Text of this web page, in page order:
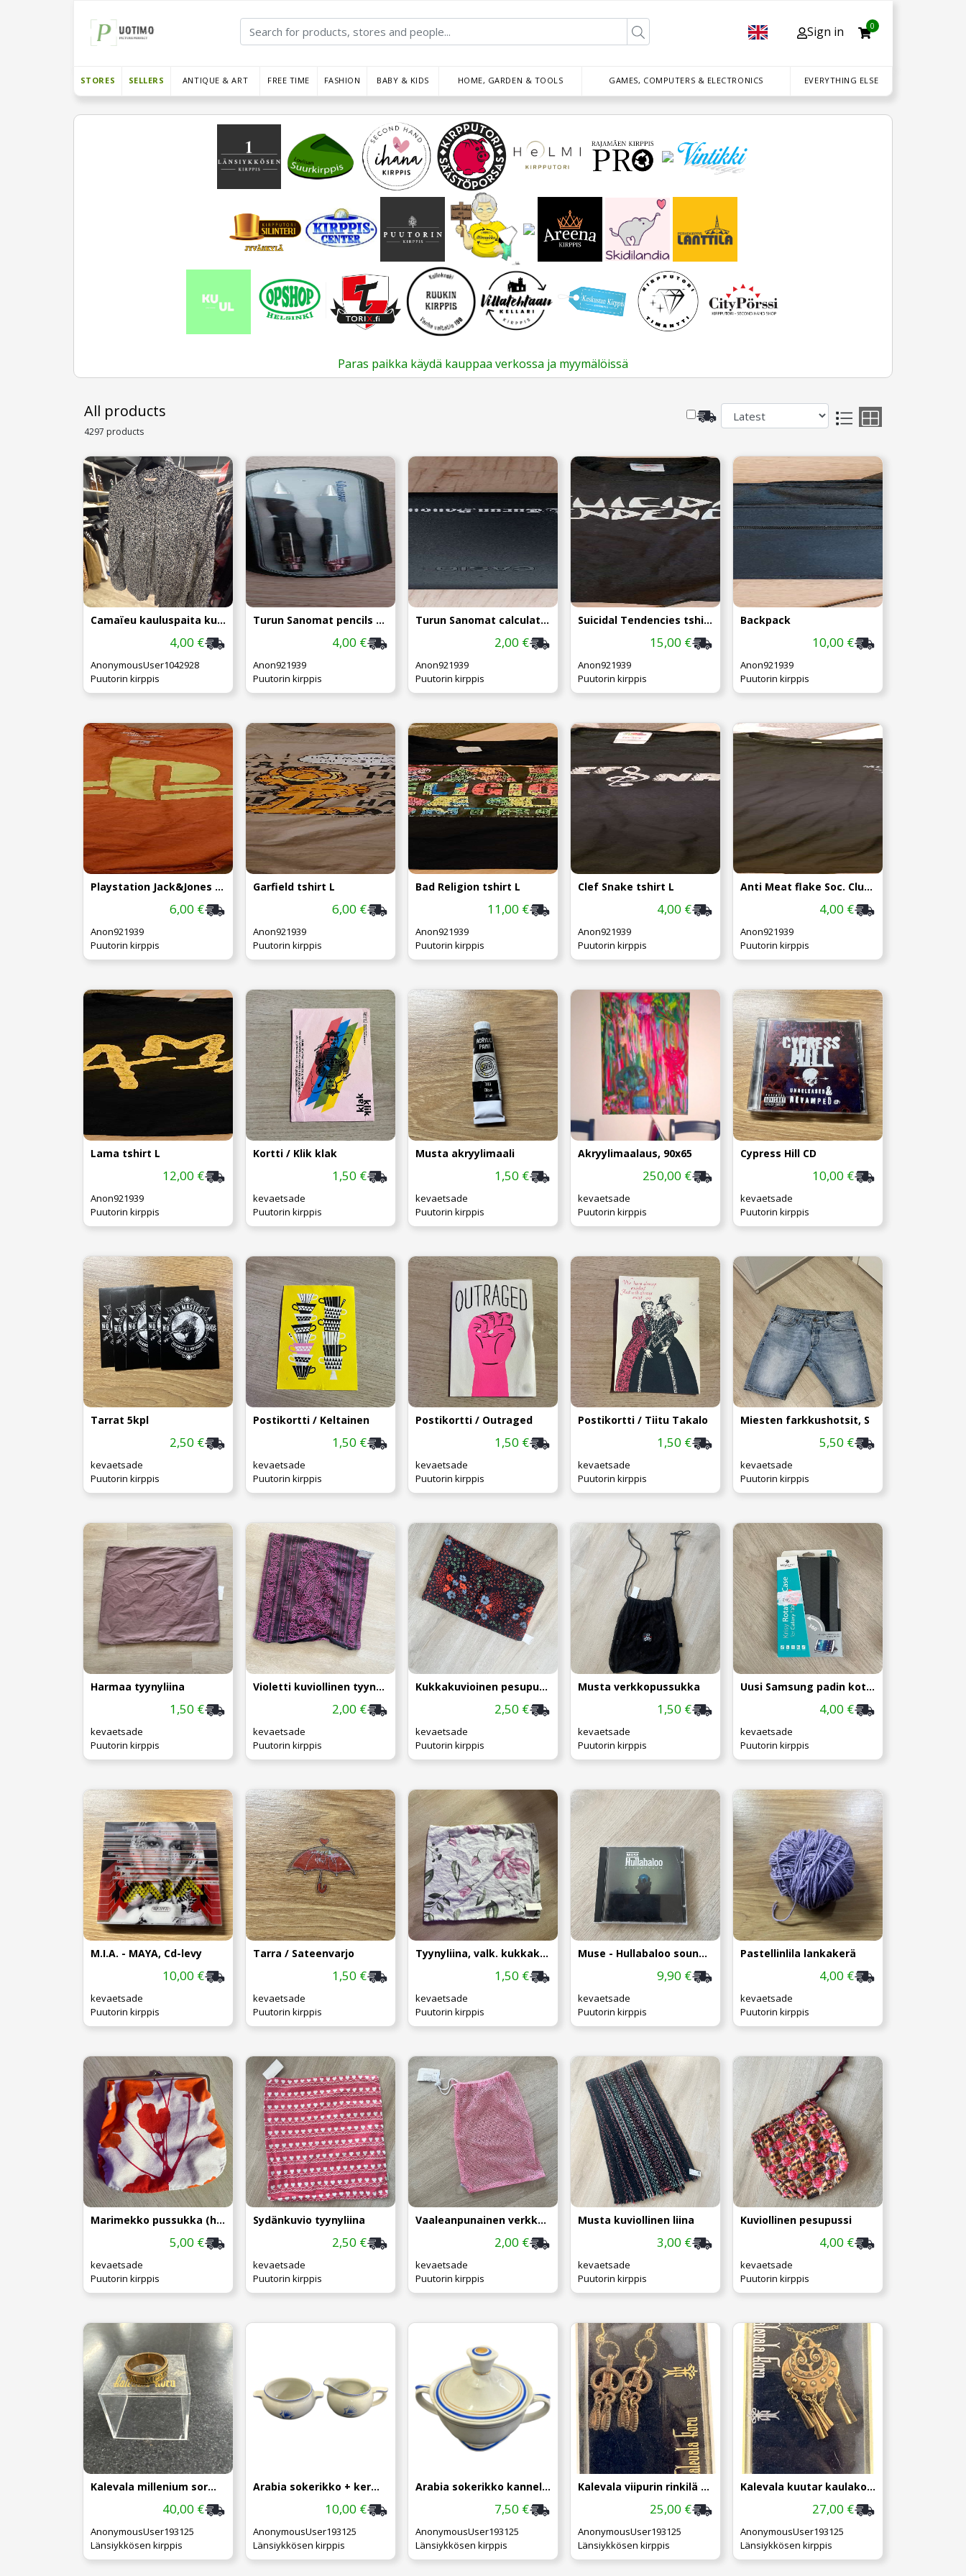
Sign in 0
STORES SELLERS ANTIQUE & ART FREE TIME FASHION BABY & KIDS HOME, GARDEN & TOOLS GAMES, COMPUTERS & ELECTRONICS EVERYTHING ELSE
Paras paikka käydä kauppaa verkossa ja myymälöissä
All products
4297 products
Camaïeu kauluspaita kukka
4,00 €
AnonymousUser1042928
Puutorin kirppis
Turun Sanomat pencils case
4,00 €
Anon921939
Puutorin kirppis
Turun Sanomat calculator
2,00 €
Anon921939
Puutorin kirppis
Suicidal Tendencies tshirt L
15,00 €
Anon921939
Puutorin kirppis
Backpack
10,00 €
Anon921939
Puutorin kirppis
Playstation Jack&Jones tshirt
6,00 €
Anon921939
Puutorin kirppis
Garfield tshirt L
6,00 €
Anon921939
Puutorin kirppis
Bad Religion tshirt L
11,00 €
Anon921939
Puutorin kirppis
Clef Snake tshirt L
4,00 €
Anon921939
Puutorin kirppis
Anti Meat flake Soc. Club tshirt L
4,00 €
Anon921939
Puutorin kirppis
Lama tshirt L
12,00 €
Anon921939
Puutorin kirppis
Kortti / Klik klak
1,50 €
kevaetsade
Puutorin kirppis
Musta akryylimaali
1,50 €
kevaetsade
Puutorin kirppis
Akryylimaalaus, 90x65
250,00 €
kevaetsade
Puutorin kirppis
Cypress Hill CD
10,00 €
kevaetsade
Puutorin kirppis
Tarrat 5kpl
2,50 €
kevaetsade
Puutorin kirppis
Postikortti / Keltainen
1,50 €
kevaetsade
Puutorin kirppis
Postikortti / Outraged
1,50 €
kevaetsade
Puutorin kirppis
Postikortti / Tiitu Takalo
1,50 €
kevaetsade
Puutorin kirppis
Miesten farkkushotsit, S
5,50 €
kevaetsade
Puutorin kirppis
Harmaa tyynyliina
1,50 €
kevaetsade
Puutorin kirppis
Violetti kuviollinen tyynyliina
2,00 €
kevaetsade
Puutorin kirppis
Kukkakuvioinen pesupussi
2,50 €
kevaetsade
Puutorin kirppis
Musta verkkopussukka
1,50 €
kevaetsade
Puutorin kirppis
Uusi Samsung padin kotelo
4,00 €
kevaetsade
Puutorin kirppis
M.I.A. - MAYA, Cd-levy
10,00 €
kevaetsade
Puutorin kirppis
Tarra / Sateenvarjo
1,50 €
kevaetsade
Puutorin kirppis
Tyynyliina, valk. kukkakuvio
1,50 €
kevaetsade
Puutorin kirppis
Muse - Hullabaloo soundtrack, 2CD
9,90 €
kevaetsade
Puutorin kirppis
Pastellinlila lankakerä
4,00 €
kevaetsade
Puutorin kirppis
Marimekko pussukka (huom. kunto)
5,00 €
kevaetsade
Puutorin kirppis
Sydänkuvio tyynyliina
2,50 €
kevaetsade
Puutorin kirppis
Vaaleanpunainen verkkopussi
2,00 €
kevaetsade
Puutorin kirppis
Musta kuviollinen liina
3,00 €
kevaetsade
Puutorin kirppis
Kuviollinen pesupussi
4,00 €
kevaetsade
Puutorin kirppis
Kalevala millenium sormus
40,00 €
AnonymousUser193125
Länsiykkösen kirppis
Arabia sokerikko + kermakko
10,00 €
AnonymousUser193125
Länsiykkösen kirppis
Arabia sokerikko kannella
7,50 €
AnonymousUser193125
Länsiykkösen kirppis
Kalevala viipurin rinkilä korvakorut
25,00 €
AnonymousUser193125
Länsiykkösen kirppis
Kalevala kuutar kaulakoru
27,00 €
AnonymousUser193125
Länsiykkösen kirppis